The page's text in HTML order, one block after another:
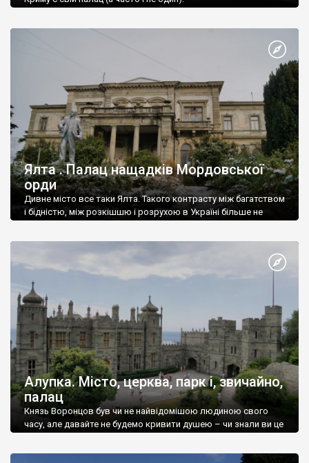
Ялта . Палац нащадків Мордовської
орди
Дивне місто все таки Ялта. Такого контрасту між багатством
і бідністю, між розкішшю і розрухою в Україні більше не
Алупка. Місто, церква, парк і, звичайно,
палац
Князь Воронцов був чи не найвідомішою людиною свого
часу, але давайте не будемо кривити душею – чи знали ви це